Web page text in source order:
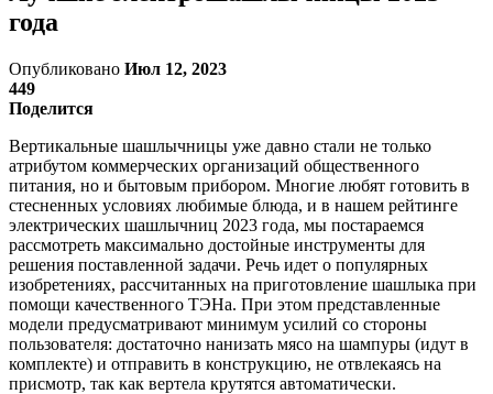
года
Опубликовано Июл 12, 2023
449
Поделится
Вертикальные шашлычницы уже давно стали не только
атрибутом коммерческих организаций общественного
питания, но и бытовым прибором. Многие любят готовить в
стесненных условиях любимые блюда, и в нашем рейтинге
электрических шашлычниц 2023 года, мы постараемся
рассмотреть максимально достойные инструменты для
решения поставленной задачи. Речь идет о популярных
изобретениях, рассчитанных на приготовление шашлыка при
помощи качественного ТЭНа. При этом представленные
модели предусматривают минимум усилий со стороны
пользователя: достаточно нанизать мясо на шампуры (идут в
комплекте) и отправить в конструкцию, не отвлекаясь на
присмотр, так как вертела крутятся автоматически.